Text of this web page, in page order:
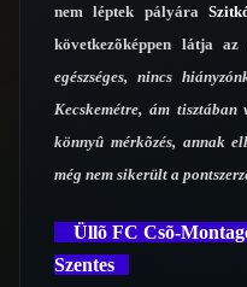
nem léptek pályára
következõképpen látja az
egészséges, nincs
Kecskemétre, ám
könnyû mérkõzés, annak
még nem sikerült a
Üllõ FC Csõ-
Szentes